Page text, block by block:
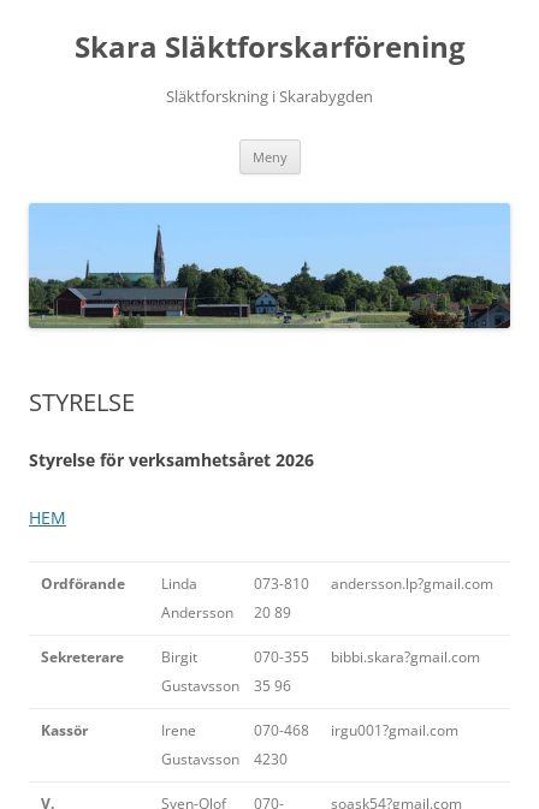
innehållSkara Släktforskarförening
Släktforskning i Skarabygden
Meny
STYRELSE
Styrelse för verksamhetsåret 2026
HEM
Ordförande
Linda
Andersson
073-810
20 89
andersson.lp?gmail.com
Sekreterare
Birgit
Gustavsson
070-355
35 96
bibbi.skara?gmail.com
Kassör
Irene
Gustavsson
070-468
4230
irgu001?gmail.com
V.
Sven-Olof
070-
soask54?gmail.com